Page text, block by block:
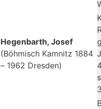
Hegenbarth, Josef
(Böhmisch Kamnitz 1884
– 1962 Dresden)